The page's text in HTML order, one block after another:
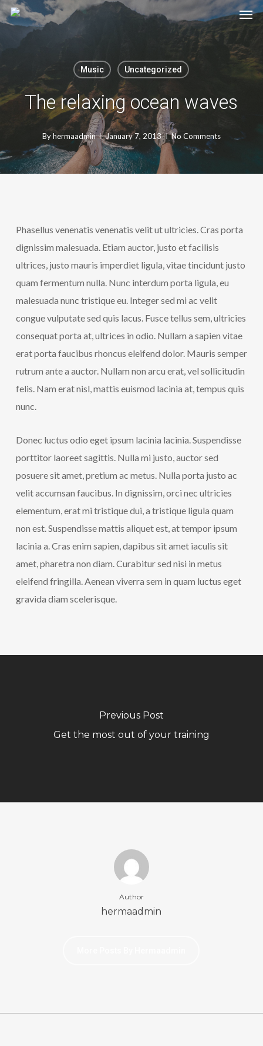
Skip
to
Music Uncategorized
The relaxing ocean waves
Byhermaadmin January 7, 2013 No Comments
Phasellus venenatis venenatis velit ut ultricies. Cras porta
dignissim malesuada. Etiam auctor, justo et facilisis
ultrices, justo mauris imperdiet ligula, vitae tincidunt justo
quam fermentum nulla. Nunc interdum porta ligula, eu
malesuada nunc tristique eu. Integer sed mi ac velit
congue vulputate sed quis lacus. Fusce tellus sem, ultricies
consequat porta at, ultrices in odio. Nullam a sapien vitae
erat porta faucibus rhoncus eleifend dolor. Mauris semper
rutrum ante a auctor. Nullam non arcu erat, vel sollicitudin
felis. Nam erat nisl, mattis euismod lacinia at, tempus quis
nunc.
Donec luctus odio eget ipsum lacinia lacinia. Suspendisse
porttitor laoreet sagittis. Nulla mi justo, auctor sed
posuere sit amet, pretium ac metus. Nulla porta justo ac
velit accumsan faucibus. In dignissim, orci nec ultricies
elementum, erat mi tristique dui, a tristique ligula quam
non est. Suspendisse mattis aliquet est, at tempor ipsum
lacinia a. Cras enim sapien, dapibus sit amet iaculis sit
amet, pharetra non diam. Curabitur sed nisi in metus
eleifend fringilla. Aenean viverra sem in quam luctus eget
gravida diam scelerisque.
Previous Post
Get the most out of your training
Author
hermaadmin